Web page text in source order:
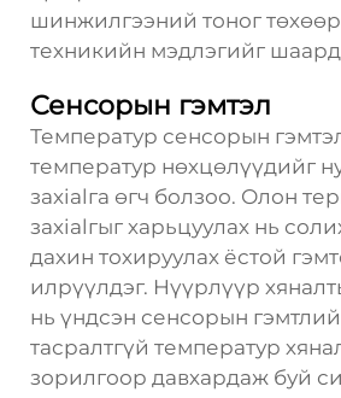
шинжилгээний тоног
техникийн мэдлэгийг
Сенсорын гэмтэл
Температур сенсорын
температур нөхцөлүүдийг
захialга өгч болзоо. Олон
захialгыг харьцуулах нь
дахин тохируулах ёстой
илрүүлдэг. Нүүрлүүр
нь үндсэн сенсорын
тасралтгүй температур
зорилгоор давхардаж буй